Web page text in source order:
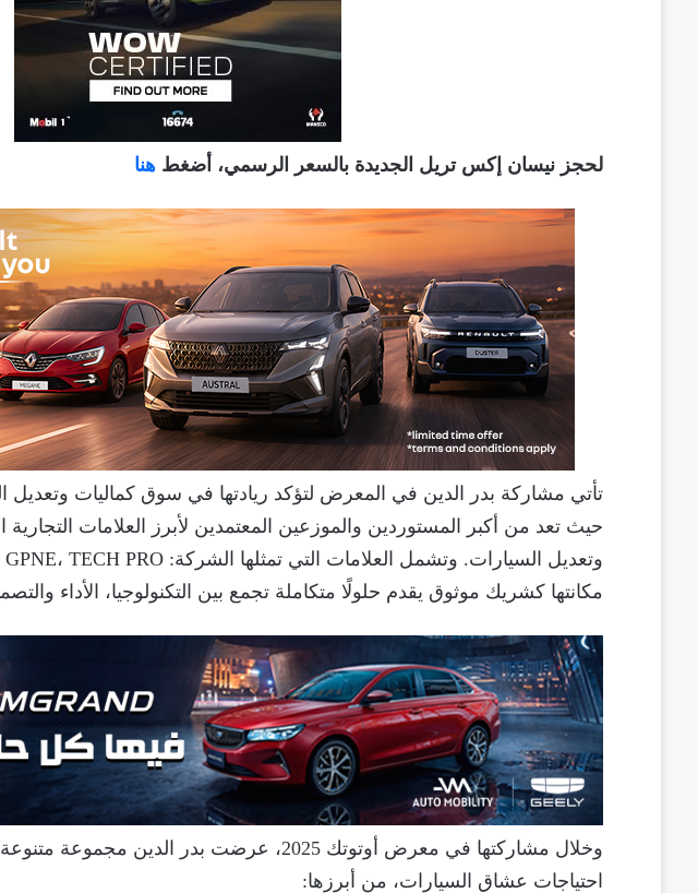
لحجز نيسان إكس تريل الجديدة بالسعر الرسمي، أضغط هنا
حيث تعد من أكبر المستوردين والموزعين المعتمدين لأبرز العلامات
مكانتها كشريك موثوق يقدم حلولًا متكاملة تجمع بين التكنولوجيا، الأداء
وخلال مشاركتها في معرض أوتوتك 2025، عرضت بدر الدين مجموعة متنوعة من
احتياجات عشاق السيارات، من أبرزها: